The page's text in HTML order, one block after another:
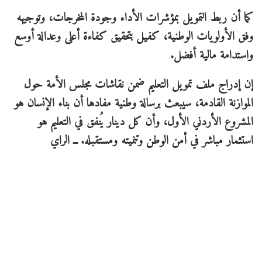
كما أن ربط التمويل بمؤشرات الأداء وجودة المخرجات، وتوجيهه
وفق الأولويات الوطنية، كفيل بتحقيق كفاءة أعلى وعدالة أوسع
واستدامة مالية أفضل.
إن إدراج ملف تمويل التعليم ضمن نقاشات مجلس الأمة حول
الموازنة القادمة، سيبعث برسالة وطنية مفادها أن بناء الإنسان هو
المشروع الأردني الأول، وأن كل دينار يُنفق في التعليم هو
استثمار مباشر في أمن الوطن وتنميته ومستقبله. ــ الراي